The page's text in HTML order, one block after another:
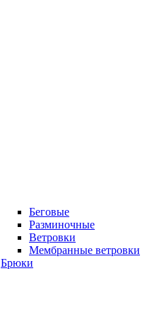
Беговые
Разминочные
Ветровки
Мембранные ветровки
Брюки